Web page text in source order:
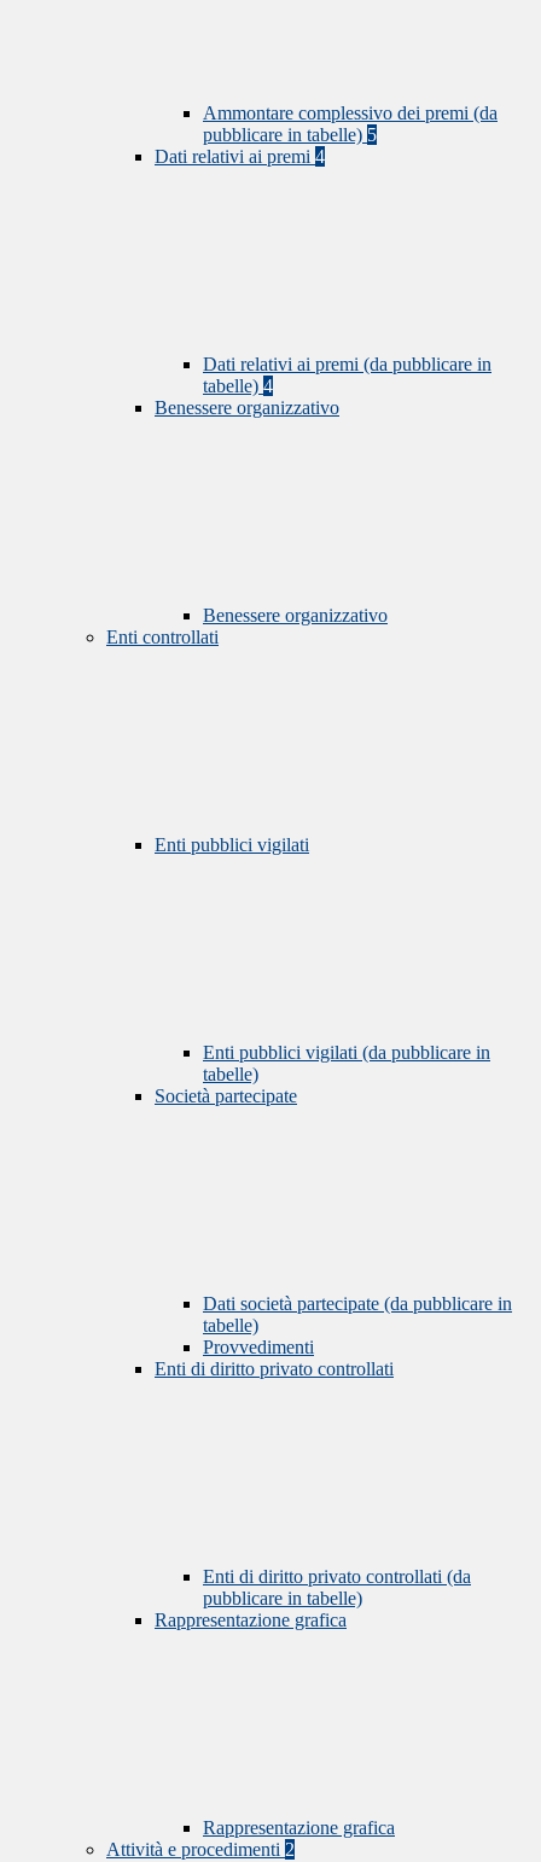
Ammontare complessivo dei premi (da
pubblicare in tabelle) 5
Dati relativi ai premi 4
Dati relativi ai premi (da pubblicare in
tabelle) 4
Benessere organizzativo
Benessere organizzativo
Enti controllati
Enti pubblici vigilati
Enti pubblici vigilati (da pubblicare in
tabelle)
Società partecipate
Dati società partecipate (da pubblicare in
tabelle)
Provvedimenti
Enti di diritto privato controllati
Enti di diritto privato controllati (da
pubblicare in tabelle)
Rappresentazione grafica
Rappresentazione grafica
Attività e procedimenti 2